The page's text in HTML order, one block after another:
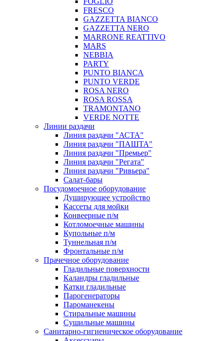
FRESCO
GAZZETTA BIANCO
GAZZETTA NERO
MARRONE REATTIVO
MARS
NEBBIA
PARTY
PUNTO BIANCA
PUNTO VERDE
ROSA NERO
ROSA ROSSA
TRAMONTANO
VERDE NOTTE
Линии раздачи
Линия раздачи "АСТА"
Линия раздачи "ПАШТА"
Линия раздачи "Премьер"
Линия раздачи "Регата"
Линия раздачи "Ривьера"
Салат-бары
Посудомоечное оборудование
Душирующее устройство
Кассеты для мойки
Конвеерные п/м
Котломоечные машины
Купольные п/м
Туннельная п/м
Фронтальные п/м
Прачечное оборудование
Гладильные поверхности
Каландры гладильные
Катки гладильные
Парогенераторы
Пароманекены
Стиральные машины
Сушильные машины
Санитарно-гигиеническое оборудование